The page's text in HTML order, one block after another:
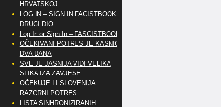
HRVATSKOJ
LOG IN – SIGN IN FACISTBOOK –
DRUGI DIO
Log In or Sign In – FASCISTBOOK
OČEKIVANI POTRES JE KASNIO
DVA DANA
SVE JE JASNIJA VIDI VELIKA
SLIKA IZA ZAVJESE
OČEKUJE LI SLOVENIJA
RAZORNI POTRES
LISTA SINHRONIZIRANIH